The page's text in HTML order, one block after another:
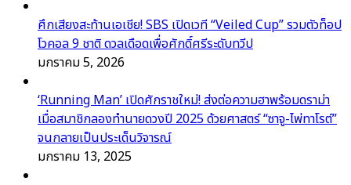
ศึกเสียงสะท้านเอเชีย! SBS เปิดเวที “Veiled Cup” รวมตัวท็อป
โวคอล 9 ชาติ ดวลเดือดเพื่อศักดิ์ศรีระดับทวีป
มกราคม 5, 2026
‘Running Man’ เปิดศักราชใหม่! ส่งต่อความฮาพร้อมดราม่า
เมื่อสมาชิกลองทำนายดวงปี 2025 ด้วยศาสตร์ “ซาจู-ไพ่ทาโรต์”
จนกลายเป็นประเด็นวิจารณ์
มกราคม 13, 2025